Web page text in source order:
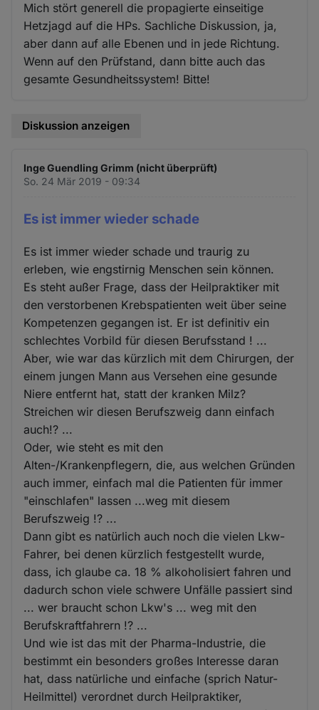
Mich stört generell die propagierte einseitige
Hetzjagd auf die HPs. Sachliche Diskussion, ja,
aber dann auf alle Ebenen und in jede Richtung.
Wenn auf den Prüfstand, dann bitte auch das
gesamte Gesundheitssystem! Bitte!
Diskussion anzeigen
Inge Guendling Grimm (nicht überprüft)
So. 24 Mär 2019 - 09:34
Es ist immer wieder schade
Es ist immer wieder schade und traurig zu
erleben, wie engstirnig Menschen sein können.
Es steht außer Frage, dass der Heilpraktiker mit
den verstorbenen Krebspatienten weit über seine
Kompetenzen gegangen ist. Er ist definitiv ein
schlechtes Vorbild für diesen Berufsstand ! ...
Aber, wie war das kürzlich mit dem Chirurgen, der
einem jungen Mann aus Versehen eine gesunde
Niere entfernt hat, statt der kranken Milz?
Streichen wir diesen Berufszweig dann einfach
auch!? ...
Oder, wie steht es mit den
Alten-/Krankenpflegern, die, aus welchen Gründen
auch immer, einfach mal die Patienten für immer
"einschlafen" lassen ...weg mit diesem
Berufszweig !? ...
Dann gibt es natürlich auch noch die vielen Lkw-
Fahrer, bei denen kürzlich festgestellt wurde,
dass, ich glaube ca. 18 % alkoholisiert fahren und
dadurch schon viele schwere Unfälle passiert sind
... wer braucht schon Lkw's ... weg mit den
Berufskraftfahrern !? ...
Und wie ist das mit der Pharma-Industrie, die
bestimmt ein besonders großes Interesse daran
hat, dass natürliche und einfache (sprich Natur-
Heilmittel) verordnet durch Heilpraktiker,